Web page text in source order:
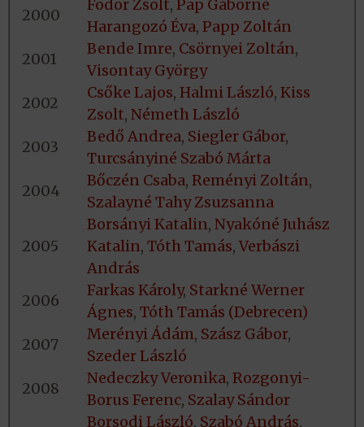
2000
Fodor Zsolt, Pap Gáborné
Harangozó Éva, Papp Zoltán
2001
Bende Imre, Csörnyei Zoltán,
Visontay György
2002
Csőke Lajos, Halmi László, Kiss
Zsolt, Németh László
2003
Bedő Andrea, Siegler Gábor,
Turcsányiné Szabó Márta
2004
Bőczén Csaba, Reményi Zoltán,
Szalayné Tahy Zsuzsanna
2005
Borsányi Katalin, Nyakóné Juhász
Katalin, Tóth Tamás, Verbászi
András
2006
Farkas Károly, Starkné Werner
Ágnes, Tóth Tamás (Debrecen)
2007
Merényi Ádám, Szász Gábor,
Szeder László
2008
Nedeczky Veronika, Rozgonyi-
Borus Ferenc, Szalay Sándor
Borsodi László, Szabó András,